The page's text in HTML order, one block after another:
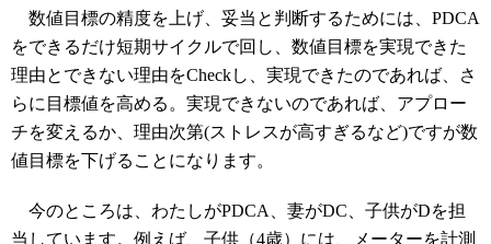
数値目標の精度を上げ、妥当と判断するためには、PDCA
をできるだけ短期サイクルで回し、数値目標を実現できた
理由とできない理由をCheckし、実現できたのであれば、さ
らに目標値を高める。実現できないのであれば、アプロー
チを変えるか、理由次第(ストレスが高すぎるなど)ですが数
値目標を下げることになります。
今のところは、わたしがPDCA、妻がDC、子供がDを担
当しています。例えば、子供（4歳）には、メーターを計測